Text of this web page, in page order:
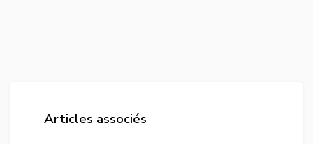
Articles associés